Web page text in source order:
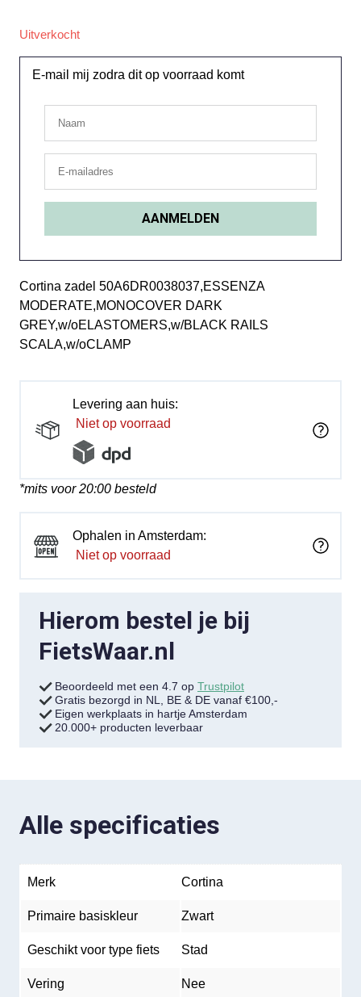
Uitverkocht
E-mail mij zodra dit op voorraad komt
Cortina zadel 50A6DR0038037,ESSENZA
MODERATE,MONOCOVER DARK
GREY,w/oELASTOMERS,w/BLACK RAILS
SCALA,w/oCLAMP
Levering aan huis:
Niet op voorraad
*mits voor 20:00 besteld
Ophalen in Amsterdam:
Niet op voorraad
Hierom bestel je bij
FietsWaar.nl
Beoordeeld met een 4.7 op Trustpilot
Gratis bezorgd in NL, BE & DE vanaf €100,-
Eigen werkplaats in hartje Amsterdam
20.000+ producten leverbaar
Alle specificaties
Merk Cortina
Primaire basiskleur Zwart
Geschikt voor type fiets Stad
Vering Nee